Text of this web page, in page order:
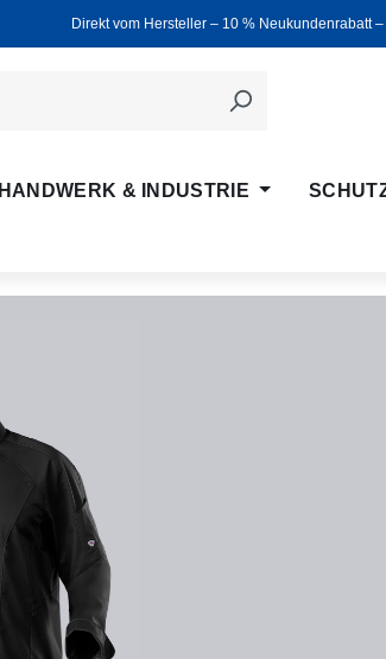
Direkt vom Hersteller ‒ 10 % Neukundenrabatt
HANDWERK & INDUSTRIE